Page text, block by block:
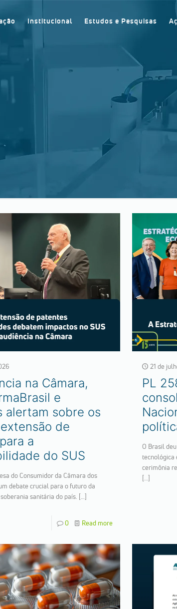
Institucional Estudos e Pesquisas
na Câmara,
e
alertam sobre os
de
a
do SUS
do Consumidor da Câmara dos
debate crucial para o futuro da
sanitária do país. […]
0 Read more
21 de
PL
O Brasil
tecnológica
cerimônia
[…]